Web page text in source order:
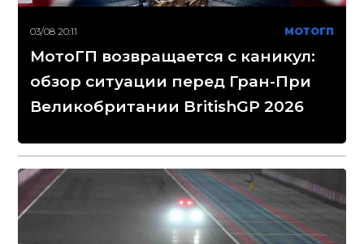
03/08 20:11 МОТОГП
МотоГП возвращается с каникул:
обзор ситуации перед Гран-При
Великобритании BritishGP 2026